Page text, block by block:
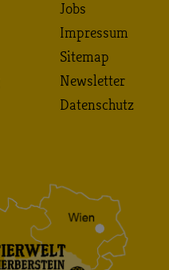
Jobs
Impressum
Sitemap
Newsletter
Datenschutz